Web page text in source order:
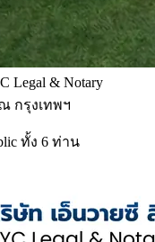
Legal & Notary
กรุงเทพฯ
ทั้ง 6 ท่าน